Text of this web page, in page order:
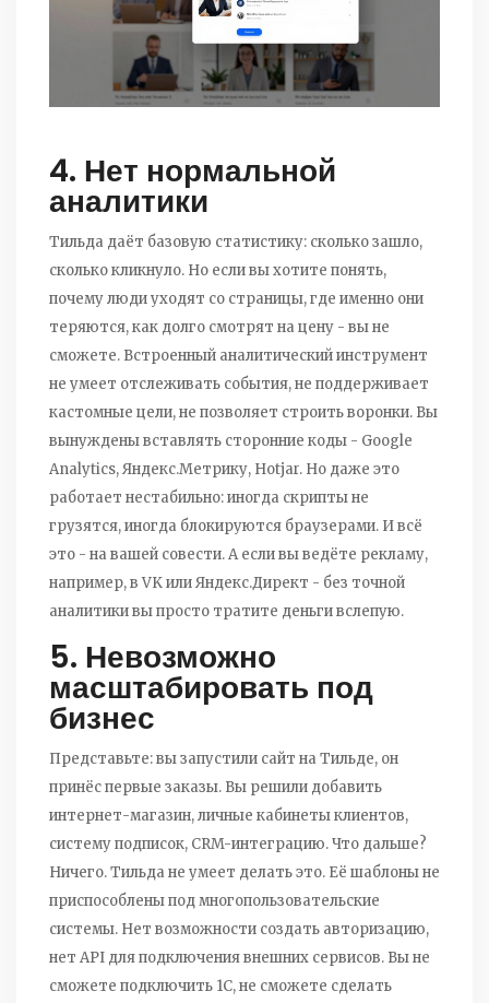
4. Нет нормальной
аналитики
Тильда даёт базовую статистику: сколько зашло,
сколько кликнуло. Но если вы хотите понять,
почему люди уходят со страницы, где именно они
теряются, как долго смотрят на цену - вы не
сможете. Встроенный аналитический инструмент
не умеет отслеживать события, не поддерживает
кастомные цели, не позволяет строить воронки. Вы
вынуждены вставлять сторонние коды - Google
Analytics, Яндекс.Метрику, Hotjar. Но даже это
работает нестабильно: иногда скрипты не
грузятся, иногда блокируются браузерами. И всё
это - на вашей совести. А если вы ведёте рекламу,
например, в VK или Яндекс.Директ - без точной
аналитики вы просто тратите деньги вслепую.
5. Невозможно
масштабировать под
бизнес
Представьте: вы запустили сайт на Тильде, он
принёс первые заказы. Вы решили добавить
интернет-магазин, личные кабинеты клиентов,
систему подписок, CRM-интеграцию. Что дальше?
Ничего. Тильда не умеет делать это. Её шаблоны не
приспособлены под многопользовательские
системы. Нет возможности создать авторизацию,
нет API для подключения внешних сервисов. Вы не
сможете подключить 1С, не сможете сделать